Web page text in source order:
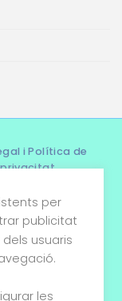
i Política de
privacitat
i condicions
de cookies
per
publicitat
usuaris
les